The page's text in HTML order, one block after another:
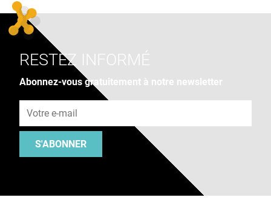
RESTEZ INFORMÉ
Abonnez-vous gratuitement à notre newsletter
S'ABONNER